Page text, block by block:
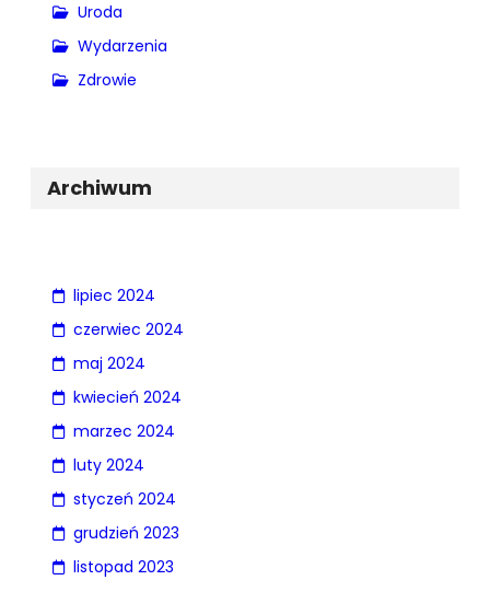
Uroda
Wydarzenia
Zdrowie
Archiwum
lipiec 2024
czerwiec 2024
maj 2024
kwiecień 2024
marzec 2024
luty 2024
styczeń 2024
grudzień 2023
listopad 2023